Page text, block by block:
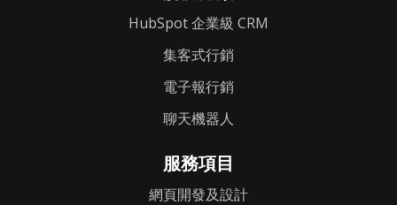
HubSpot 企業級 CRM
集客式行銷
電子報行銷
聊天機器人
服務項目
網頁開發及設計